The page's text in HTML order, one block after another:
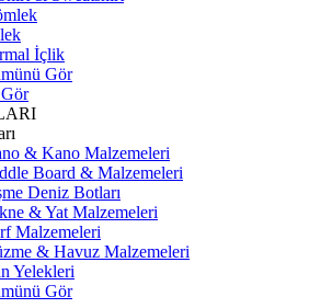
İçlik
Gör
& Kano Malzemeleri
Board & Malzemeleri
Deniz Botları
& Yat Malzemeleri
Malzemeleri
& Havuz Malzemeleri
Yelekleri
Gör